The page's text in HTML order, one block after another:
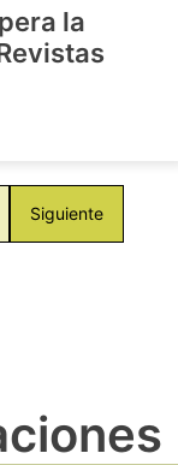
la
Siguiente